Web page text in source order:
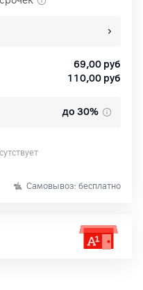
69,00 руб
110,00 руб
до 30%
Самовывоз: бесплатно